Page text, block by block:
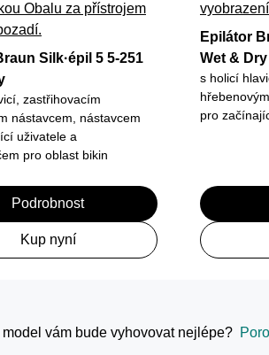
Obalu za přístrojem
Silk·épil 5 5-251
zastřihovacím
nástavcem, nástavcem
uživatele a
pro oblast bikin
Podrobnost
Kup nyní
Epilátor
Wet & Dry
s holicí
pro
vám bude vyhovovat nejlépe?
i ty